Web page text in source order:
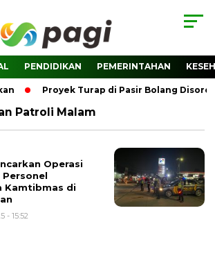
PENDIDIKAN PEMERINTAHAN
Proyek Turap di Pasir Bolang
Patroli Malam
Operasi
Personel
Kamtibmas di
- 15:52